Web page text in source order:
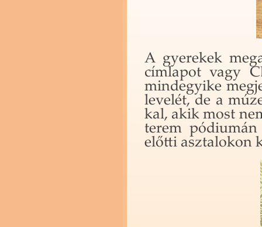
A gye­re­kek
cím­la­pot vagy
mind­egyi­ke
le­ve­lét, de a
kal, akik most
te­rem
előt­ti asz­ta­lo­kon